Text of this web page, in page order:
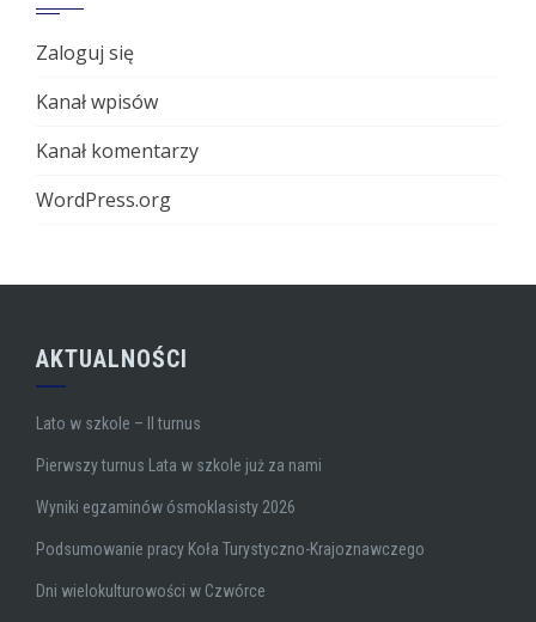
Zaloguj się
Kanał wpisów
Kanał komentarzy
WordPress.org
AKTUALNOŚCI
Lato w szkole – II turnus
Pierwszy turnus Lata w szkole już za nami
Wyniki egzaminów ósmoklasisty 2026
Podsumowanie pracy Koła Turystyczno-Krajoznawczego
Dni wielokulturowości w Czwórce